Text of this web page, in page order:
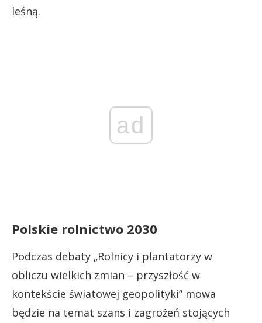
leśną.
ad
Polskie rolnictwo 2030
Podczas debaty „Rolnicy i plantatorzy w
obliczu wielkich zmian – przyszłość w
kontekście światowej geopolityki” mowa
będzie na temat szans i zagrożeń stojących